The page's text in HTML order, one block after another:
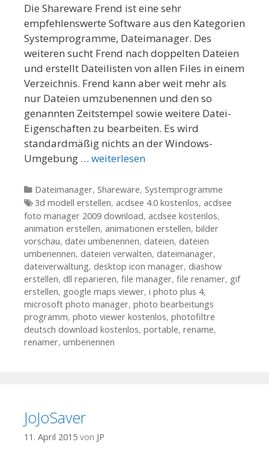
Die Shareware Frend ist eine sehr
empfehlenswerte Software aus den Kategorien
Systemprogramme, Dateimanager. Des
weiteren sucht Frend nach doppelten Dateien
und erstellt Dateilisten von allen Files in einem
Verzeichnis. Frend kann aber weit mehr als
nur Dateien umzubenennen und den so
genannten Zeitstempel sowie weitere Datei-
Eigenschaften zu bearbeiten. Es wird
standardmäßig nichts an der Windows-
Umgebung … weiterlesen
Kategorien
Dateimanager, Shareware, Systemprogramme
Tags
3d modell erstellen, acdsee 4.0 kostenlos, acdsee
foto manager 2009 download, acdsee kostenlos,
animation erstellen, animationen erstellen, bilder
vorschau, datei umbenennen, dateien, dateien
umbenennen, dateien verwalten, dateimanager,
dateiverwaltung, desktop icon manager, diashow
erstellen, dll reparieren, file manager, file renamer, gif
erstellen, google maps viewer, i photo plus 4,
microsoft photo manager, photo bearbeitungs
programm, photo viewer kostenlos, photofiltre
deutsch download kostenlos, portable, rename,
renamer, umbenennen
JoJoSaver
11. April 2015 von JP